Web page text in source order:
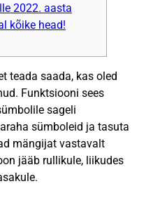
2022. aasta
kõike head!
teada saada, kas oled
Funktsiooni sees
sageli
sümboleid ja tasuta
mängijat vastavalt
jääb rullikule, liikudes